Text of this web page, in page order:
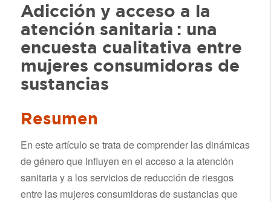
Adicción y acceso a la
atención sanitaria : una
encuesta cualitativa entre
mujeres consumidoras de
sustancias
Resumen
En este artículo se trata de comprender las dinámicas
de género que influyen en el acceso a la atención
sanitaria y a los servicios de reducción de riesgos
entre las mujeres consumidoras de sustancias que